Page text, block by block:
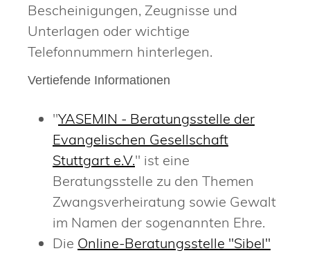
Bescheinigungen, Zeugnisse und
Unterlagen oder wichtige
Telefonnummern hinterlegen.
Vertiefende Informationen
"YASEMIN - Beratungsstelle der
Evangelischen Gesellschaft
Stuttgart e.V." ist eine
Beratungsstelle zu den Themen
Zwangsverheiratung sowie Gewalt
im Namen der sogenannten Ehre.
Die Online-Beratungsstelle "Sibel"